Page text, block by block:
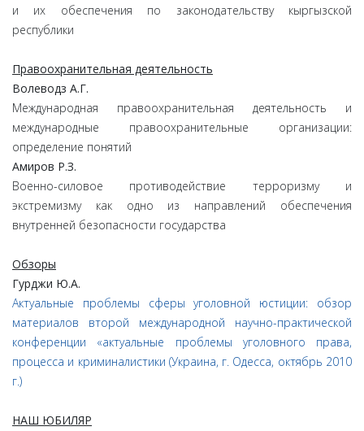
и их обеспечения по законодательству кыргызской
республики
Правоохранительная деятельность
Волеводз А.Г.
Международная правоохранительная деятельность и
международные правоохранительные организации:
определение понятий
Амиров Р.З.
Военно-силовое противодействие терроризму и
экстремизму как одно из направлений обеспечения
внутренней безопасности государства
Обзоры
Гурджи Ю.А.
Актуальные проблемы сферы уголовной юстиции: обзор
материалов второй международной научно-практической
конференции «актуальные проблемы уголовного права,
процесса и криминалистики (Украина, г. Одесса, октябрь 2010
г.)
НАШ ЮБИЛЯР